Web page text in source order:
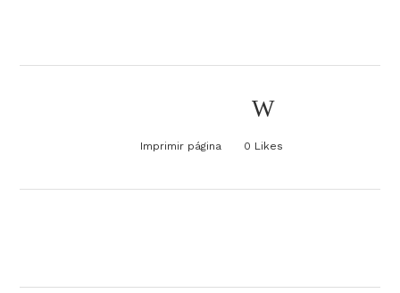
Imprimir página 0 Likes